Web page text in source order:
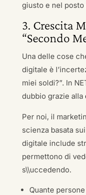
giusto e nel posto
3. Crescita
“Secondo
Una delle cose
digitale è
miei soldi?”. In
dubbio grazie alla
Per noi, il
scienza basata
digitale include
permettono di
s\\uccedendo.
Quante